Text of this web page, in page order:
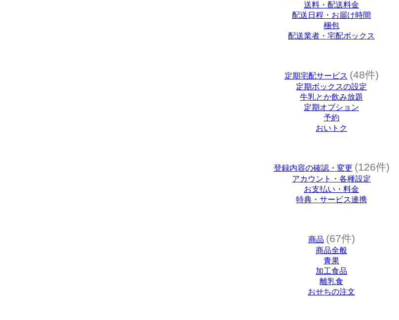
送料・配送料金
配送日程・お届け時間
梱包
配送業者・宅配ボックス
定期宅配サービス (48件)
定期ボックスの設定
牛乳とか飲み放題
定期オプション
予約
おいトク
登録内容の確認・変更 (126件)
アカウント・各種設定
お支払い・料金
特典・サービス連携
商品 (67件)
商品全般
青果
加工食品
離乳食
おせちの注文